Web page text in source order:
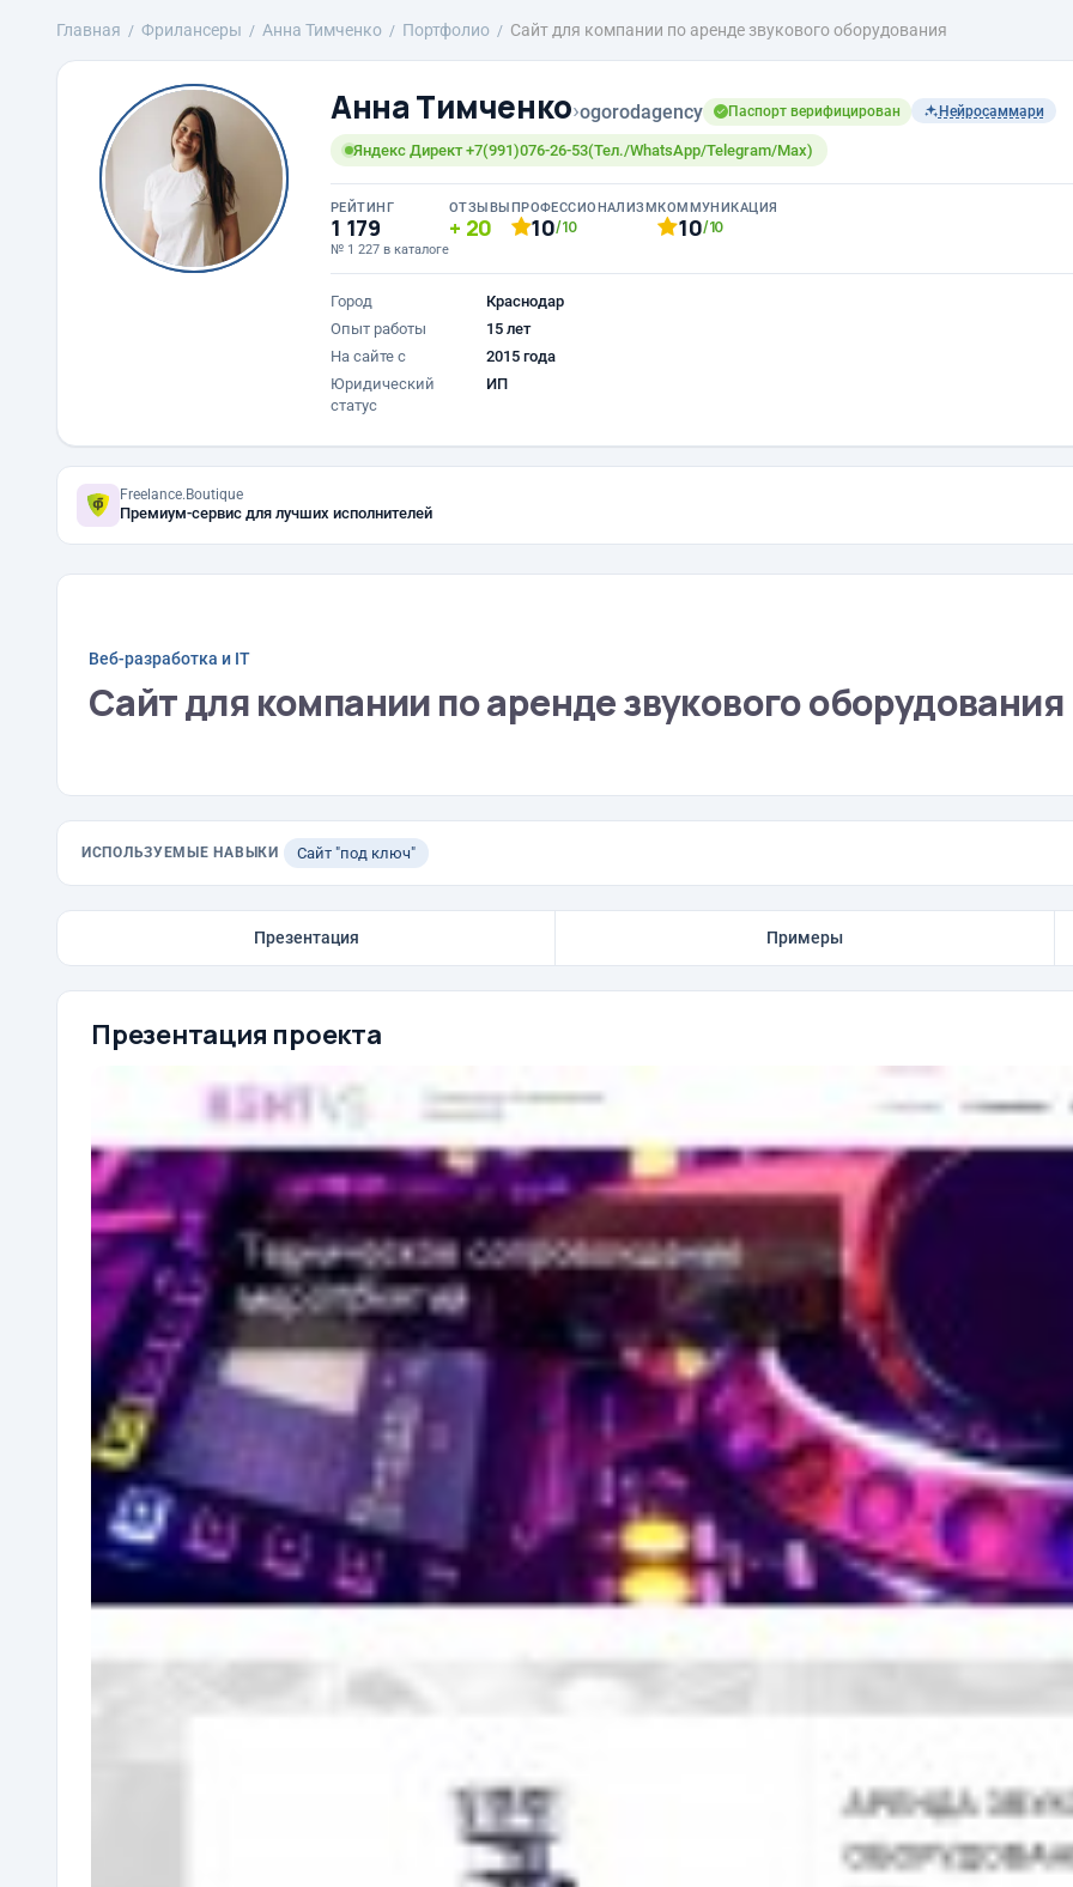
Главная Фрилансеры Анна Тимченко Портфолио Сайт для компании по аренде звукового оборудования
Анна Тимченко›ogorodagency Паспорт верифицирован Нейросаммари
Яндекс Директ +7(991)076-26-53(Тел./WhatsApp/Telegram/Max)
РЕЙТИНГ
1 179
№ 1 227 в каталоге
ОТЗЫВЫ
20
ПРОФЕССИОНАЛИЗМ
10/10
КОММУНИКАЦИЯ
10/10
Город
Краснодар
Опыт работы
15 лет
На сайте с
2015 года
Юридический
статус
ИП
Freelance.Boutique
Премиум-сервис для лучших исполнителей
Веб-разработка и IT
Сайт для компании по аренде звукового оборудования
ИСПОЛЬЗУЕМЫЕ НАВЫКИ Сайт "под ключ"
Презентация Примеры
Презентация проекта